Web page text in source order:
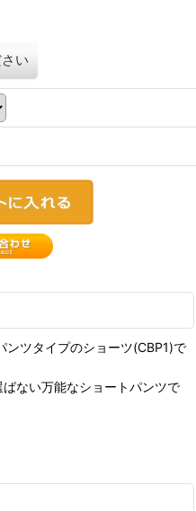
い
ツタイプのショーツ(CBP1)で
ない万能なショートパンツで